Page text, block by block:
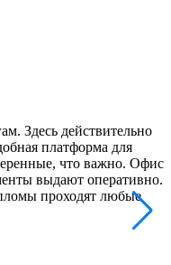
Здесь действительно
платформа для
что важно. Офис
выдают оперативно.
проходят любые